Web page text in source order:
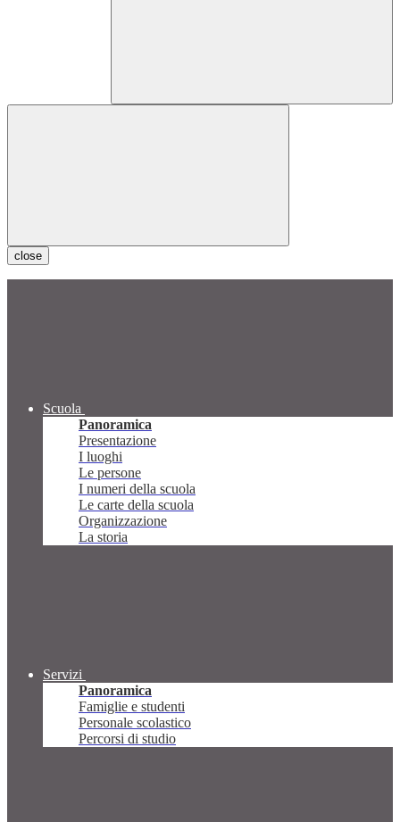
close
Scuola
Panoramica
Presentazione
I luoghi
Le persone
I numeri della scuola
Le carte della scuola
Organizzazione
La storia
Servizi
Panoramica
Famiglie e studenti
Personale scolastico
Percorsi di studio